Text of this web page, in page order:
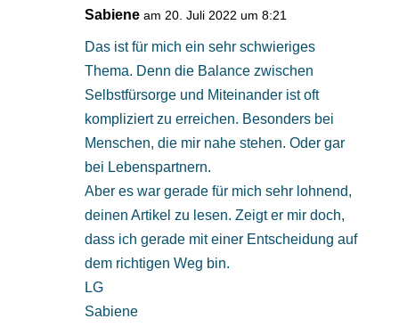
Sabiene am 20. Juli 2022 um 8:21
Das ist für mich ein sehr schwieriges
Thema. Denn die Balance zwischen
Selbstfürsorge und Miteinander ist oft
kompliziert zu erreichen. Besonders bei
Menschen, die mir nahe stehen. Oder gar
bei Lebenspartnern.
Aber es war gerade für mich sehr lohnend,
deinen Artikel zu lesen. Zeigt er mir doch,
dass ich gerade mit einer Entscheidung auf
dem richtigen Weg bin.
LG
Sabiene